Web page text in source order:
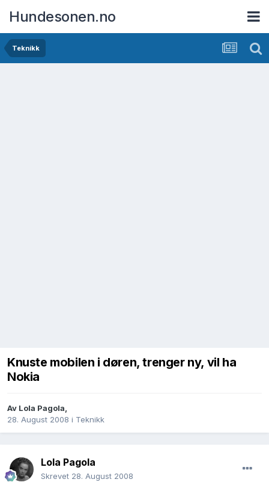
Hundesonen.no
Teknikk
Knuste mobilen i døren, trenger ny, vil ha
Nokia
Av Lola Pagola,
28. August 2008 i Teknikk
Lola Pagola
Skrevet 28. August 2008